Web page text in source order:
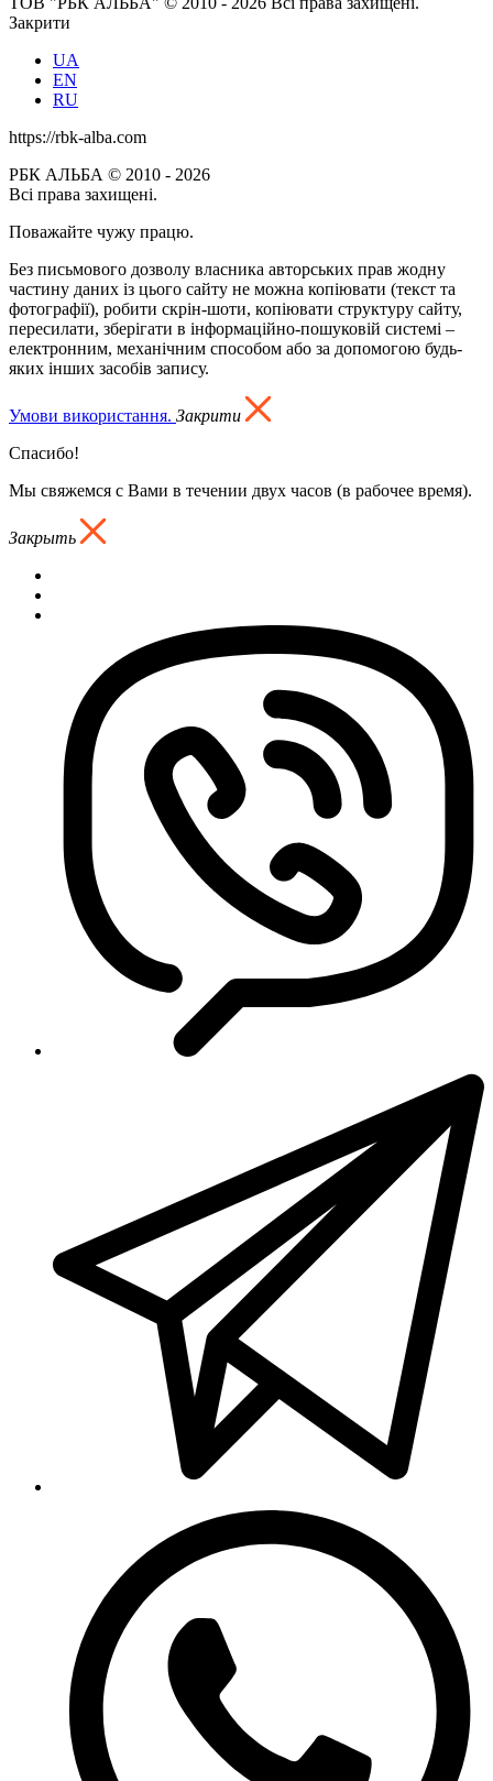
Закрити
UA
EN
RU
https://rbk-alba.com
РБК АЛЬБА © 2010 - 2026
Всі права захищені.
Поважайте чужу працю.
Без письмового дозволу власника авторських прав жодну
частину даних із цього сайту не можна копіювати (текст та
фотографії), робити скрін-шоти, копіювати структуру сайту,
пересилати, зберігати в інформаційно-пошуковій системі –
електронним, механічним способом або за допомогою будь-
яких інших засобів запису.
Умови використання. Закрити
Спасибо!
Мы свяжемся с Вами в течении двух часов (в рабочее время).
Закрыть